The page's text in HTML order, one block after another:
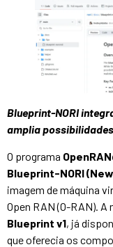
Blueprint-NORI
amplia
O programa
Blueprint-NORI
imagem de máquina
Open RAN (O-RAN).
Blueprint v1, já
que oferecia os